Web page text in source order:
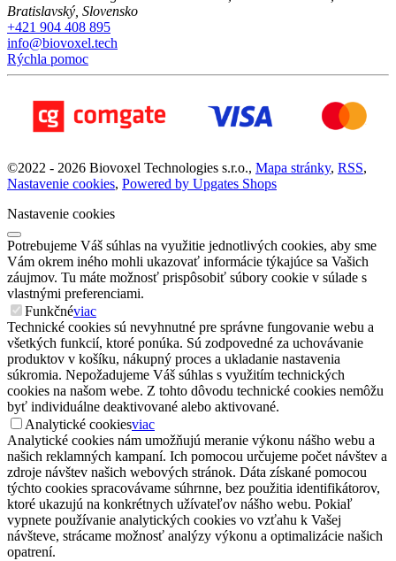
Bratislavský Slovensko
+421 904 408 895
info@biovoxel.tech
Rýchla pomoc
©2022 - 2026 Biovoxel Technologies s.r.o., Mapa stránky, RSS,
Nastavenie cookies, Powered by Upgates Shops
Nastavenie cookies
Potrebujeme Váš súhlas na využitie jednotlivých cookies, aby sme
Vám okrem iného mohli ukazovať informácie týkajúce sa Vašich
záujmov. Tu máte možnosť prispôsobiť súbory cookie v súlade s
vlastnými preferenciami.
Funkčnéviac
Technické cookies sú nevyhnutné pre správne fungovanie webu a
všetkých funkcií, ktoré ponúka. Sú zodpovedné za uchovávanie
produktov v košíku, nákupný proces a ukladanie nastavenia
súkromia. Nepožadujeme Váš súhlas s využitím technických
cookies na našom webe. Z tohto dôvodu technické cookies nemôžu
byť individuálne deaktivované alebo aktivované.
Analytické cookiesviac
Analytické cookies nám umožňujú meranie výkonu nášho webu a
našich reklamných kampaní. Ich pomocou určujeme počet návštev a
zdroje návštev našich webových stránok. Dáta získané pomocou
týchto cookies spracovávame súhrnne, bez použitia identifikátorov,
ktoré ukazujú na konkrétnych užívateľov nášho webu. Pokiaľ
vypnete používanie analytických cookies vo vzťahu k Vašej
návšteve, strácame možnosť analýzy výkonu a optimalizácie našich
opatrení.